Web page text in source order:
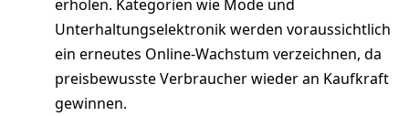
erholen. Kategorien wie Mode und
Unterhaltungselektronik werden voraussichtlich
ein erneutes Online-Wachstum verzeichnen, da
preisbewusste Verbraucher wieder an Kaufkraft
gewinnen.